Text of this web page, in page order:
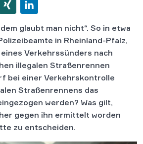
glaubt man nicht“. So in etwa
in Rheinland-Pfalz,
Verkehrssünders nach
illegalen Straßenrennen
bei einer Verkehrskontrolle
Straßenrennens das
werden? Was gilt,
gegen ihn ermittelt worden
zu entscheiden.